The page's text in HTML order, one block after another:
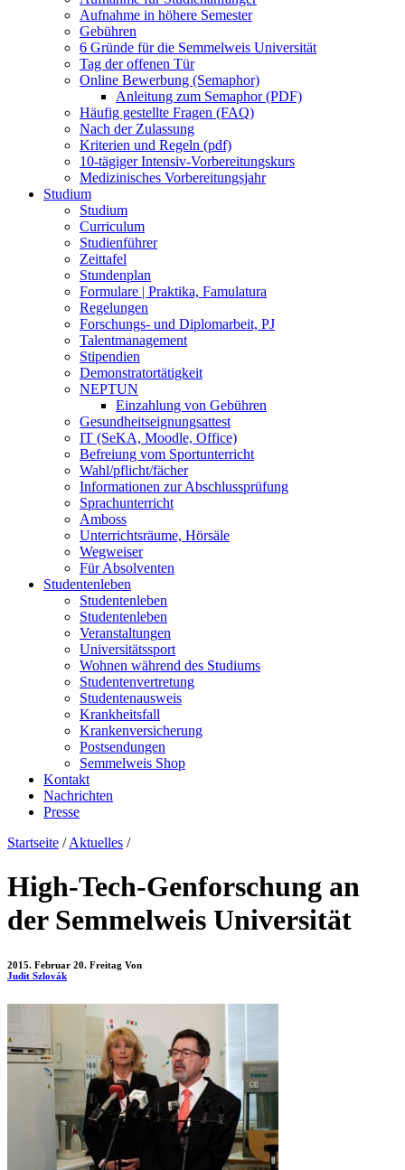
Aufnahme in höhere Semester
Gebühren
6 Gründe für die Semmelweis Universität
Tag der offenen Tür
Online Bewerbung (Semaphor)
Anleitung zum Semaphor (PDF)
Häufig gestellte Fragen (FAQ)
Nach der Zulassung
Kriterien und Regeln (pdf)
10-tägiger Intensiv-Vorbereitungskurs
Medizinisches Vorbereitungsjahr
Studium
Studium
Curriculum
Studienführer
Zeittafel
Stundenplan
Formulare | Praktika, Famulatura
Regelungen
Forschungs- und Diplomarbeit, PJ
Talentmanagement
Stipendien
Demonstratortätigkeit
NEPTUN
Einzahlung von Gebühren
Gesundheitseignungsattest
IT (SeKA, Moodle, Office)
Befreiung vom Sportunterricht
Wahl/pflicht/fächer
Informationen zur Abschlussprüfung
Sprachunterricht
Amboss
Unterrichtsräume, Hörsäle
Wegweiser
Für Absolventen
Studentenleben
Studentenleben
Studentenleben
Veranstaltungen
Universitätssport
Wohnen während des Studiums
Studentenvertretung
Studentenausweis
Krankheitsfall
Krankenversicherung
Postsendungen
Semmelweis Shop
Kontakt
Nachrichten
Presse
Startseite / Aktuelles /
High-Tech-Genforschung an
der Semmelweis Universität
2015. Februar 20. Freitag Von
Judit Szlovák